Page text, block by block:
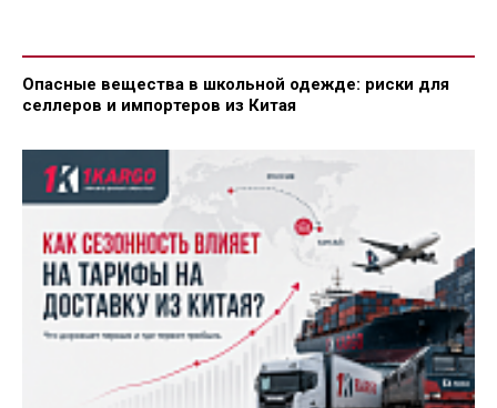
Опасные вещества в школьной одежде: риски для
селлеров и импортеров из Китая